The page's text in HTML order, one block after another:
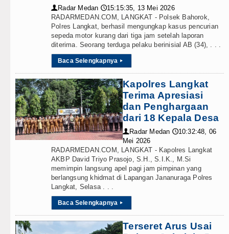
👤 Radar Medan 🕔15:15:35, 13 Mei 2026
RADARMEDAN.COM, LANGKAT - Polsek Bahorok,
Polres Langkat, berhasil mengungkap kasus pencurian
sepeda motor kurang dari tiga jam setelah laporan
diterima. Seorang terduga pelaku berinisial AB (34), . . .
Baca Selengkapnya ▸
Kapolres Langkat
Terima Apresiasi
dan Penghargaan
dari 18 Kepala Desa
👤 Radar Medan 🕔10:32:48, 06
Mei 2026
RADARMEDAN.COM, LANGKAT - Kapolres Langkat
AKBP David Triyo Prasojo, S.H., S.I.K., M.Si
memimpin langsung apel pagi jam pimpinan yang
berlangsung khidmat di Lapangan Jananuraga Polres
Langkat, Selasa . . .
Baca Selengkapnya ▸
Terseret Arus Usai